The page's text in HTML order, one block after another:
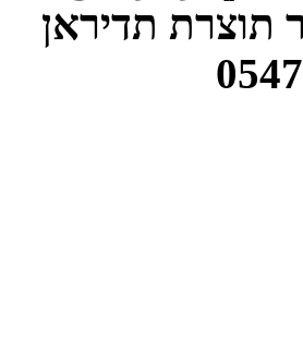
תוצרת תדיראן